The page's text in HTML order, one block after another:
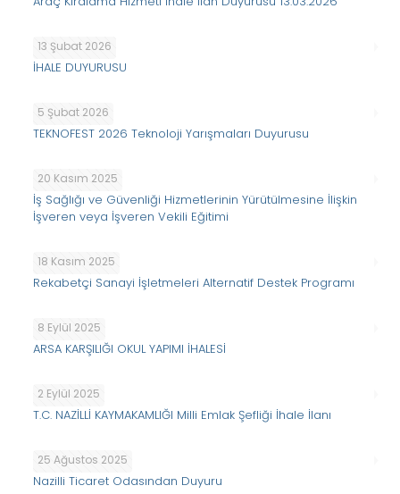
13 Şubat 2026
İHALE DUYURUSU
5 Şubat 2026
TEKNOFEST 2026 Teknoloji Yarışmaları Duyurusu
20 Kasım 2025
İş Sağlığı ve Güvenliği Hizmetlerinin Yürütülmesine İlişkin
İşveren veya İşveren Vekili Eğitimi
18 Kasım 2025
Rekabetçi Sanayi İşletmeleri Alternatif Destek Programı
8 Eylül 2025
ARSA KARŞILIĞI OKUL YAPIMI İHALESİ
2 Eylül 2025
T.C. NAZİLLİ KAYMAKAMLIĞI Milli Emlak Şefliği İhale İlanı
25 Ağustos 2025
Nazilli Ticaret Odasından Duyuru